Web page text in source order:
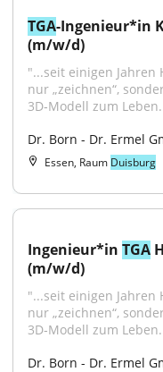
TGA-Ingenieur*in
(m/w/d)
"...seit einigen Jahren
nur „zeichnen“,
3D‑Modell zum
Dr. Born - Dr. Ermel
Essen, Raum Duisburg
Ingenieur*in TGA
(m/w/d)
"...seit einigen Jahren
nur „zeichnen“,
3D‑Modell zum
Dr. Born - Dr. Ermel